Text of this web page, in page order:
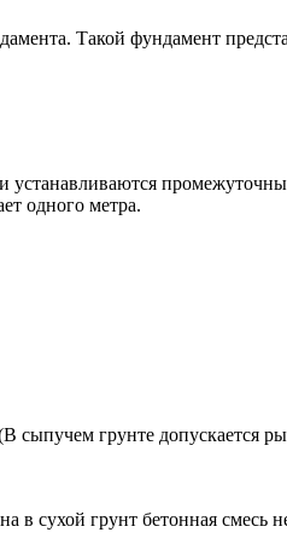
Такой фундамент
одного метра.
грунте допускается
сухой грунт бетонная смесь